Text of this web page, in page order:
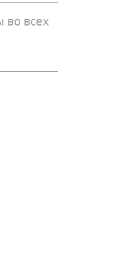
во всех